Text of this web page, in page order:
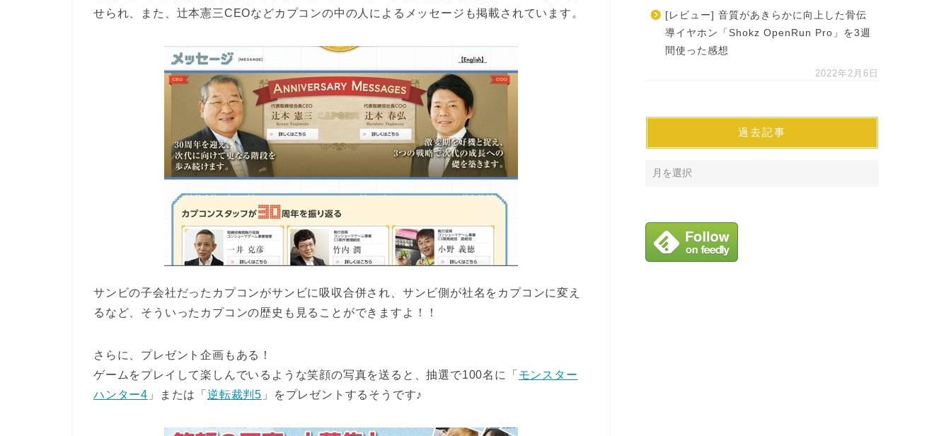
せられ、また、辻本憲三CEOなどカプコンの中の人によるメッセージも掲載されています。
サンビの子会社だったカプコンがサンビに吸収合併され、サンビ側が社名をカプコンに変え
るなど、そういったカプコンの歴史も見ることができますよ！！
さらに、プレゼント企画もある！
ゲームをプレイして楽しんでいるような笑顔の写真を送ると、抽選で100名に「 モンスター
ハンター4 」または「 逆転裁判5 」をプレゼントするそうです♪
[レビュー] 音質があきらかに向上した骨伝
導イヤホン「Shokz OpenRun Pro」を3週
間使った感想
2022年2月6日
過去記事